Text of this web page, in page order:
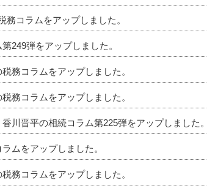
コラムをアップしました。
249弾をアップしました。
務コラムをアップしました。
務コラムをアップしました。
川晋平の相続コラム第225弾をアップしました。
ムをアップしました。
務コラムをアップしました。